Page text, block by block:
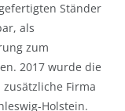
Ständer
als
zum
2017 wurde die
Firma
Holstein.